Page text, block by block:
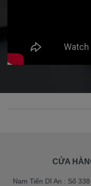
CỬA
Nam Tiến Dĩ An : Số